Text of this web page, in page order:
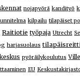
nojapyörä kandityö
kilpailu tilapäiset
Raitiotie työpaja Utrecht
harjasuolaus
pyöräilykoulutus
EU